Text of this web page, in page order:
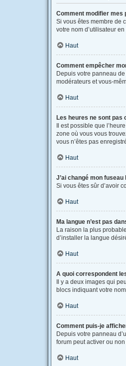
Comment modifier mes
Si vous êtes membre de
votre nom d’utilisateur
Haut
Comment empêcher
Depuis votre panneau
modérateurs et vous-
Haut
Les heures ne sont pas
Il est possible que
zone où vous vous
vous n’êtes pas
Haut
J’ai changé mon
Si vous êtes sûr d’avoir
Haut
Ma langue n’est pas
La raison la plus
d’installer la langue
Haut
A quoi correspondent
Il y a deux images qui
blocs indiquant votre
Haut
Comment puis-je
Depuis votre panneau
forum peut activer ou
Haut